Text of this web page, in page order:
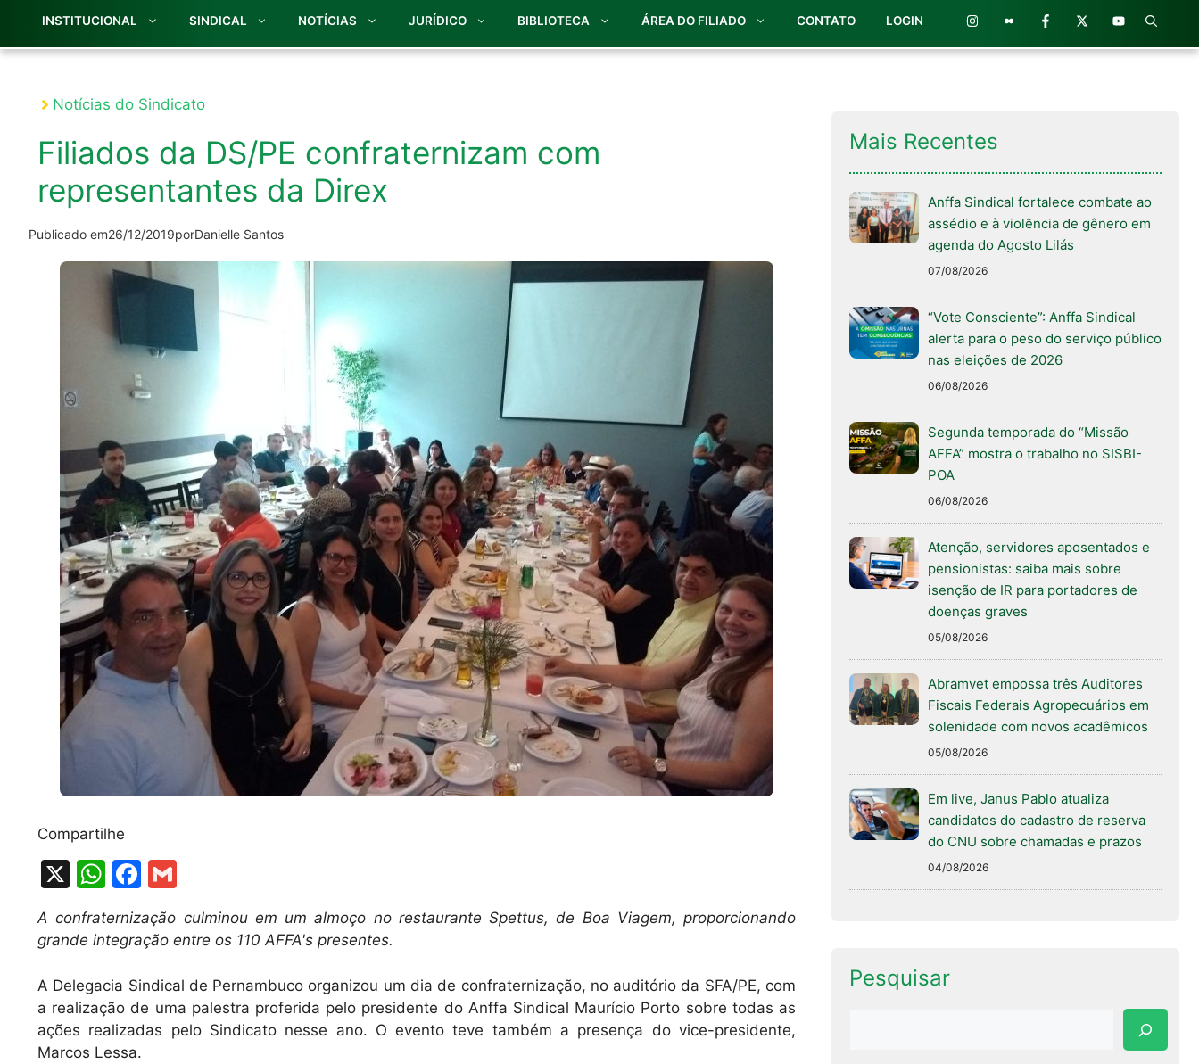
INSTITUCIONAL SINDICAL NOTÍCIAS JURÍDICO BIBLIOTECA ÁREA DO FILIADO CONTATO LOGIN
Notícias do Sindicato
Filiados da DS/PE confraternizam com
representantes da Direx
Publicado em26/12/2019porDanielle Santos
Compartilhe
X
W
at
s
A
p
p
F
c
e
b
o
o
ai
A confraternização culminou em um almoço no restaurante Spettus, de Boa Viagem, proporcionando
grande integração entre os 110 AFFA's presentes.
A Delegacia Sindical de Pernambuco organizou um dia de confraternização, no auditório da SFA/PE, com
a realização de uma palestra proferida pelo presidente do Anffa Sindical Maurício Porto sobre todas as
ações realizadas pelo Sindicato nesse ano. O evento teve também a presença do vice-presidente,
Marcos Lessa.
Mais Recentes
Anffa Sindical fortalece combate ao
assédio e à violência de gênero em
agenda do Agosto Lilás
07/08/2026
“Vote Consciente”: Anffa Sindical
alerta para o peso do serviço público
nas eleições de 2026
06/08/2026
Segunda temporada do “Missão
AFFA” mostra o trabalho no SISBI-
POA
06/08/2026
Atenção, servidores aposentados e
pensionistas: saiba mais sobre
isenção de IR para portadores de
doenças graves
05/08/2026
Abramvet empossa três Auditores
Fiscais Federais Agropecuários em
solenidade com novos acadêmicos
05/08/2026
Em live, Janus Pablo atualiza
candidatos do cadastro de reserva
do CNU sobre chamadas e prazos
04/08/2026
Pesquisar